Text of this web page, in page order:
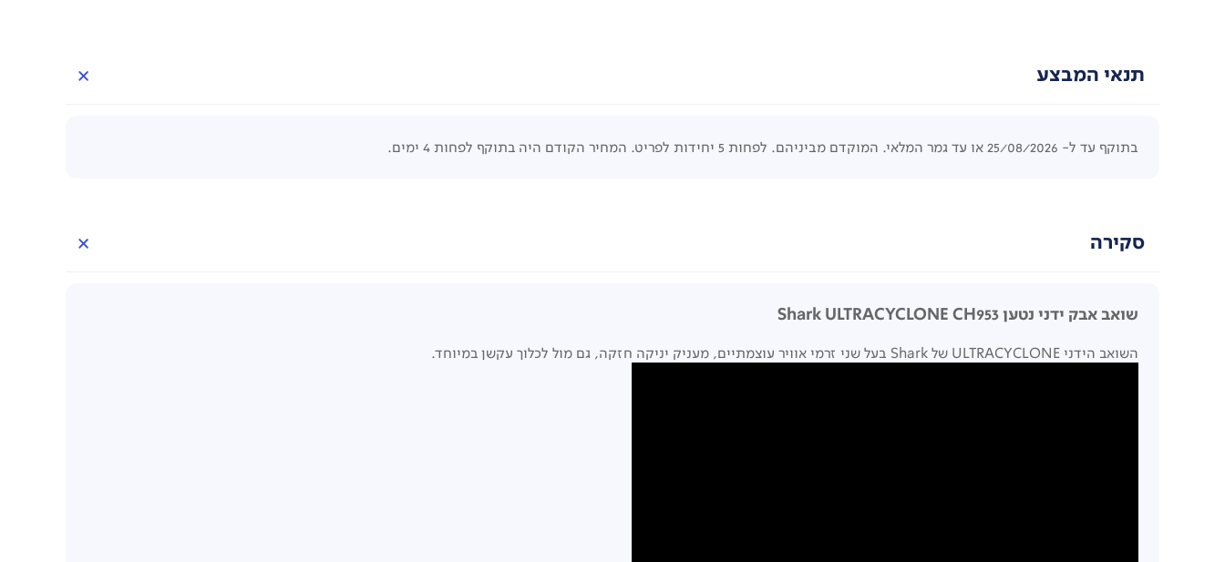
תנאי המבצע
בתוקף עד ל- 25/08/2026 או עד גמר המלאי. המוקדם מביניהם. לפחות 5 יחידות לפריט. המחיר הקודם היה בתוקף לפחות 4 ימים.
סקירה
שואב אבק ידני נטען Shark ULTRACYCLONE CH953
השואב הידני ULTRACYCLONE של Shark בעל שני זרמי אוויר עוצמתיים, מעניק יניקה חזקה, גם מול לכלוך עקשן במיוחד.